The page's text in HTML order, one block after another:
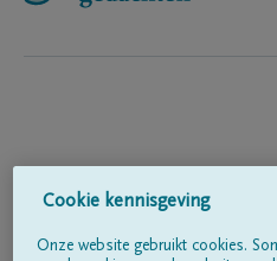
Cookie kennisgeving
Onze website gebruikt cookies.